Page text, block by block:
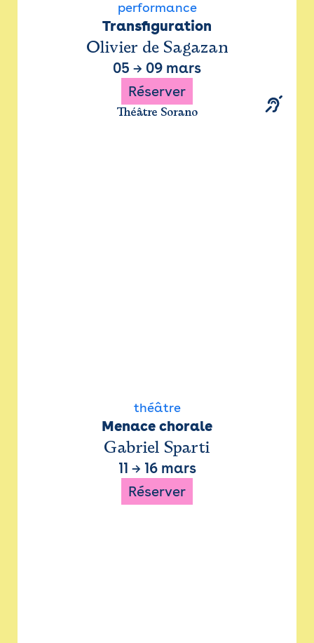
performance
Transfiguration
Olivier de Sagazan
05 → 09 mars
Réserver
Théâtre Sorano
théâtre
Menace chorale
Gabriel Sparti
11 → 16 mars
Réserver